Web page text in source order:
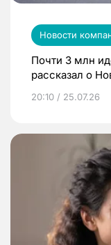
Новости
Почти 3 млн
рассказал о
20:10 / 25.07.26